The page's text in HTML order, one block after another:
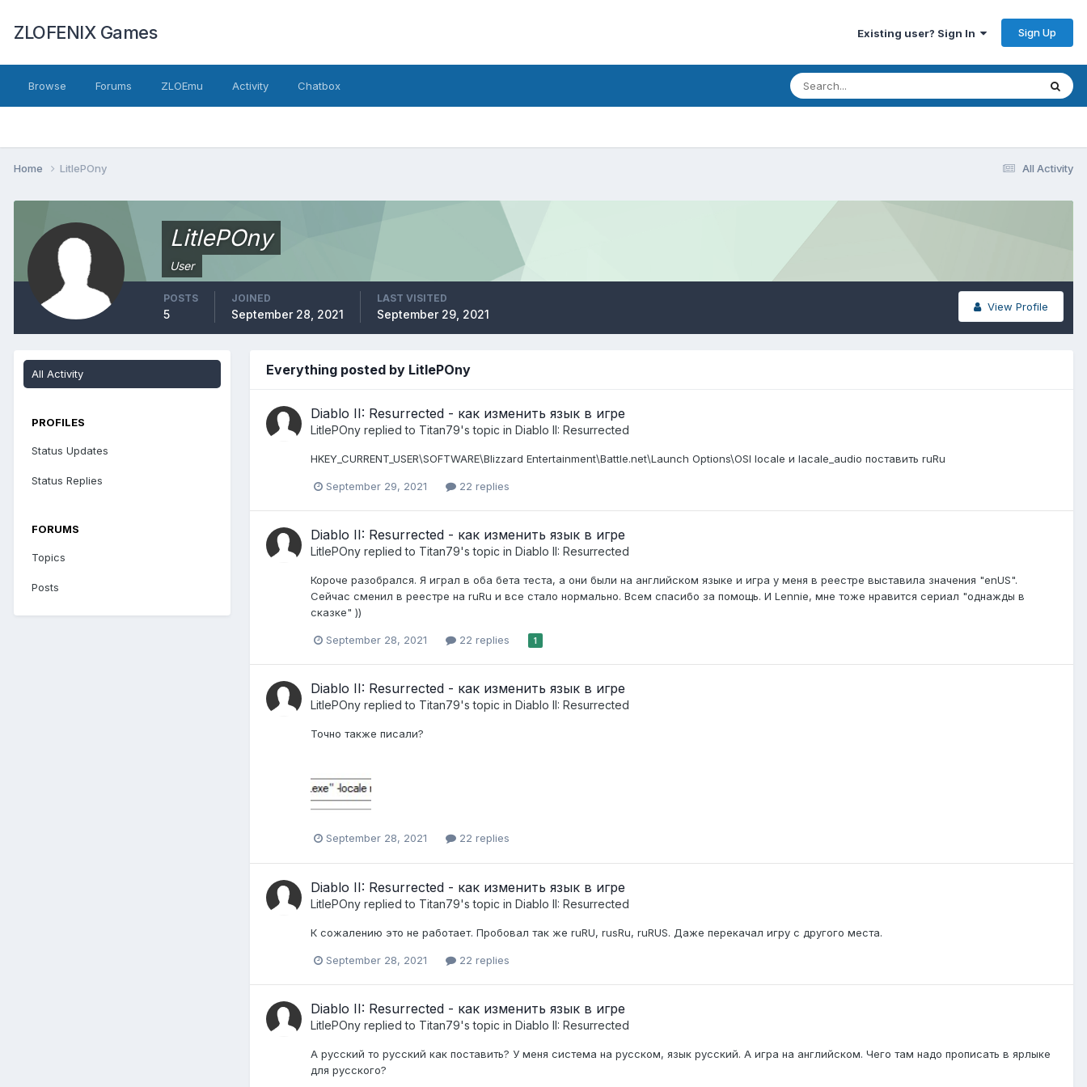
ZLOFENIX Games Existing user? Sign In Sign Up
Browse Forums ZLOEmu Activity Chatbox
All Activity
Home LitlePOny
LitlePOny
User
View Profile
POSTS
5
JOINED
September 28, 2021
LAST VISITED
September 29, 2021
All Activity
PROFILES
Status Updates
Status Replies
FORUMS
Topics
Posts
Everything posted by LitlePOny
Diablo II: Resurrected - как изменить язык в игре
LitlePOny replied to Titan79's topic in Diablo II: Resurrected
HKEY_CURRENT_USER\SOFTWARE\Blizzard Entertainment\Battle.net\Launch Options\OSI locale и lacale_audio поставить ruRu
September 29, 2021 22 replies
Diablo II: Resurrected - как изменить язык в игре
LitlePOny replied to Titan79's topic in Diablo II: Resurrected
Короче разобрался. Я играл в оба бета теста, а они были на английском языке и игра у меня в реестре выставила значения "enUS".
Сейчас сменил в реестре на ruRu и все стало нормально. Всем спасибо за помощь. И Lennie, мне тоже нравится сериал "однажды в
сказке" ))
September 28, 2021 22 replies 1
Diablo II: Resurrected - как изменить язык в игре
LitlePOny replied to Titan79's topic in Diablo II: Resurrected
Точно также писали?
September 28, 2021 22 replies
Diablo II: Resurrected - как изменить язык в игре
LitlePOny replied to Titan79's topic in Diablo II: Resurrected
К сожалению это не работает. Пробовал так же ruRU, rusRu, ruRUS. Даже перекачал игру с другого места.
September 28, 2021 22 replies
Diablo II: Resurrected - как изменить язык в игре
LitlePOny replied to Titan79's topic in Diablo II: Resurrected
А русский то русский как поставить? У меня система на русском, язык русский. А игра на английском. Чего там надо прописать в ярлыке
для русского?